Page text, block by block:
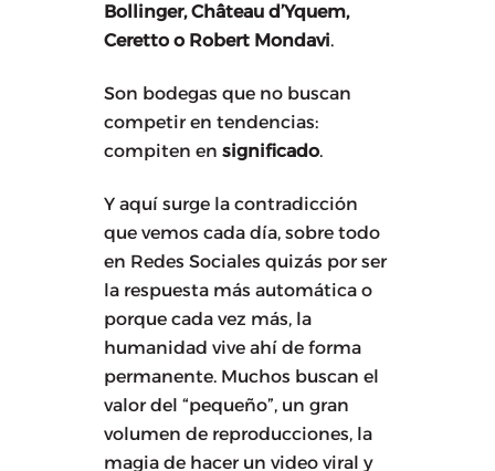
Bollinger, Château d’Yquem,
Ceretto o Robert Mondavi.
Son bodegas que no buscan
competir en tendencias:
compiten en significado.
Y aquí surge la contradicción
que vemos cada día, sobre todo
en Redes Sociales quizás por ser
la respuesta más automática o
porque cada vez más, la
humanidad vive ahí de forma
permanente. Muchos buscan el
valor del “pequeño”, un gran
volumen de reproducciones, la
magia de hacer un video viral y